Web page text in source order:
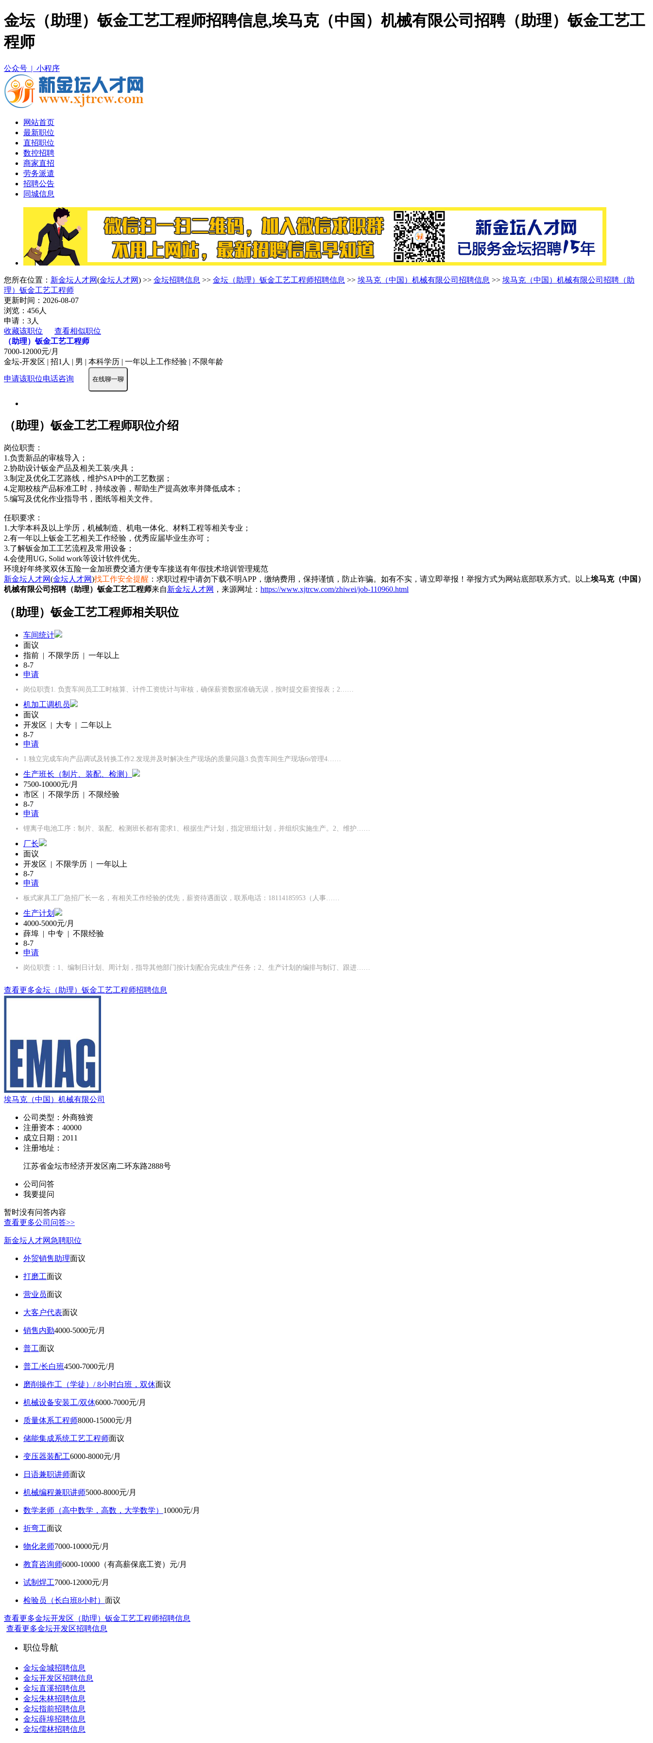
金坛（助理）钣金工艺工程师招聘信息,埃马克（中国）机械有限公司招聘（助理）钣金工艺工
程师
公众号 | 小程序
网站首页
最新职位
直招职位
数控招聘
商家直招
劳务派遣
招聘公告
同城信息
您所在位置： 新金坛人才网(金坛人才网) >> 金坛招聘信息 >> 金坛（助理）钣金工艺工程师招聘信息 >> 埃马克（中国）机械有限公司招聘信息 >> 埃马克（中国）机械有限公司招聘（助
理）钣金工艺工程师
更新时间：2026-08-07
浏览：456人
申请：3人
收藏该职位
查看相似职位
（助理）钣金工艺工程师
7000-12000元/月
金坛-开发区 | 招1人 | 男 | 本科学历 | 一年以上工作经验 | 不限年龄
申请该职位电话咨询 在线聊一聊
（助理）钣金工艺工程师职位介绍
岗位职责：
1.负责新品的审核导入；
2.协助设计钣金产品及相关工装/夹具；
3.制定及优化工艺路线，维护SAP中的工艺数据；
4.定期校核产品标准工时，持续改善，帮助生产提高效率并降低成本；
5.编写及优化作业指导书，图纸等相关文件。
任职要求：
1.大学本科及以上学历，机械制造、机电一体化、材料工程等相关专业；
2.有一年以上钣金工艺相关工作经验，优秀应届毕业生亦可；
3.了解钣金加工工艺流程及常用设备；
4.会使用UG, Solid work等设计软件优先。
环境好年终奖双休五险一金加班费交通方便专车接送有年假技术培训 管理规范
新金坛人才网(金坛人才网)找工作安全提醒 ：求职过程中请勿下载不明APP，缴纳费用，保持谨慎，防止诈骗。如有不实，请立即举报！举报方式为网站底部联系方式。以上埃马克（中国）
机械有限公司招聘（助理）钣金工艺工程师来自新金坛人才网 ，来源网址： https://www.xjtrcw.com/zhiwei/job-110960.html
（助理）钣金工艺工程师相关职位
车间统计
面议
指前 | 不限学历 | 一年以上
8-7
申请
岗位职责1. 负责车间员工工时核算、计件工资统计与审核，确保薪资数据准确无误，按时提交薪资报表；​2……
机加工调机员
面议
开发区 | 大专 | 二年以上
8-7
申请
1.独立完成车向产品调试及转换工作2.发现并及时解决生产现场的质量问题3.负责车间生产现场6s管理4……
生产班长（制片、装配、检测）
7500-10000元/月
市区 | 不限学历 | 不限经验
8-7
申请
锂离子电池工序：制片、装配、检测班长都有需求1、根据生产计划，指定班组计划，并组织实施生产。2、维护……
厂长
面议
开发区 | 不限学历 | 一年以上
8-7
申请
板式家具工厂急招厂长一名，有相关工作经验的优先，薪资待遇面议，联系电话：18114185953（人事……
生产计划
4000-5000元/月
薛埠 | 中专 | 不限经验
8-7
申请
岗位职责：1、编制日计划、周计划，指导其他部门按计划配合完成生产任务；2、生产计划的编排与制订、跟进……
查看更多金坛（助理）钣金工艺工程师招聘信息
埃马克（中国）机械有限公司
公司类型： 外商独资
注册资本： 40000
成立日期： 2011
注册地址：
江苏省金坛市经济开发区南二环东路2888号
公司问答
我要提问
暂时没有问答内容
查看更多公司问答>>
新金坛人才网急聘职位
外贸销售助理面议
打磨工面议
营业员面议
大客户代表面议
销售内勤4000-5000元/月
普工面议
普工/长白班4500-7000元/月
磨削操作工（学徒）/ 8小时白班，双休面议
机械设备安装工/双休6000-7000元/月
质量体系工程师8000-15000元/月
储能集成系统工艺工程师面议
变压器装配工6000-8000元/月
日语兼职讲师面议
机械编程兼职讲师5000-8000元/月
数学老师（高中数学，高数，大学数学） 10000元/月
折弯工面议
物化老师7000-10000元/月
教育咨询师6000-10000（有高薪保底工资）元/月
试制焊工7000-12000元/月
检验员（长白班8小时） 面议
查看更多金坛开发区（助理）钣金工艺工程师招聘信息
查看更多金坛开发区招聘信息
职位导航
金坛金城招聘信息
金坛开发区招聘信息
金坛直溪招聘信息
金坛朱林招聘信息
金坛指前招聘信息
金坛薛埠招聘信息
金坛儒林招聘信息